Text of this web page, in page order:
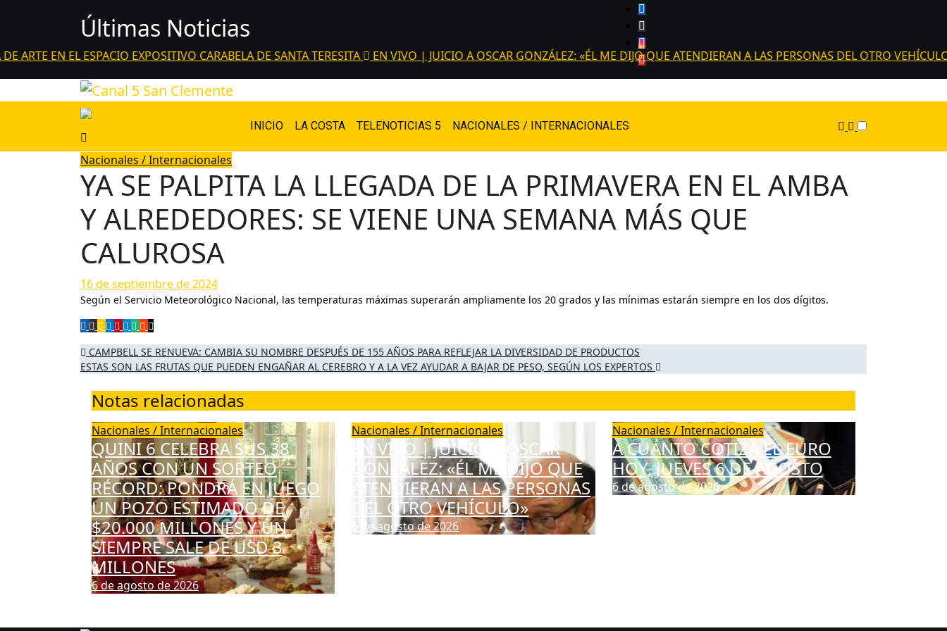
Últimas Noticias
EN EL ESPACIO EXPOSITIVO CARABELA DE SANTA TERESITA EN VIVO | JUICIO A OSCAR GONZÁLEZ: «ÉL ME DIJO QUE ATENDIERAN A LAS PERSONAS DEL OTRO VEHÍCULO»
INICIO LA COSTA TELENOTICIAS 5 NACIONALES / INTERNACIONALES
Nacionales / Internacionales
YA SE PALPITA LA LLEGADA DE LA PRIMAVERA EN EL AMBA
Y ALREDEDORES: SE VIENE UNA SEMANA MÁS QUE
CALUROSA
16 de septiembre de 2024
Según el Servicio Meteorológico Nacional, las temperaturas máximas superarán ampliamente los 20 grados y las mínimas estarán siempre en los dos dígitos.
Navegación
de
entradas
CAMPBELL SE RENUEVA: CAMBIA SU NOMBRE DESPUÉS DE 155 AÑOS PARA REFLEJAR LA DIVERSIDAD DE PRODUCTOS
ESTAS SON LAS FRUTAS QUE PUEDEN ENGAÑAR AL CEREBRO Y A LA VEZ AYUDAR A BAJAR DE PESO, SEGÚN LOS EXPERTOS
Notas relacionadas
Nacionales / Internacionales
QUINI 6 CELEBRA SUS 38
AÑOS CON UN SORTEO
RÉCORD: PONDRÁ EN JUEGO
UN POZO ESTIMADO DE
$20.000 MILLONES Y UN
SIEMPRE SALE DE USD 3
MILLONES
6 de agosto de 2026
Nacionales / Internacionales
EN VIVO | JUICIO A OSCAR
GONZÁLEZ: «ÉL ME DIJO QUE
ATENDIERAN A LAS PERSONAS
DEL OTRO VEHÍCULO»
6 de agosto de 2026
Nacionales / Internacionales
A CUÁNTO COTIZA EL EURO
HOY, JUEVES 6 DE AGOSTO
6 de agosto de 2026